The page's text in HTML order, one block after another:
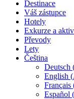
Destinace
Váš zástupce
Hotely
Exkurze a
Převody
Lety
Čeština
Deutsch
English (
Français
Español (